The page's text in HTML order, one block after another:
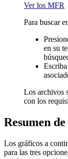
Ver los MFR
Para buscar
en su
Los archivos
con los
Resumen
Los gráficos a
para las tres